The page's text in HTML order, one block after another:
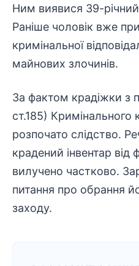
Ним виявися 39-
Раніше чоловік вже
кримінальної
майнових злочинів.
За фактом крадіжки з
ст.185) Кримінального
розпочато слідство.
крадений інвентар від
вилучено частково.
питання про обрання
заходу.